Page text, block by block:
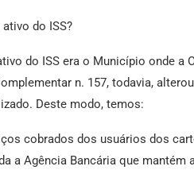
do ISS?
do ISS era o Município onde a
n. 157, todavia,
Deste modo, temos:
cobrados dos usuários dos
a Agência Bancária que